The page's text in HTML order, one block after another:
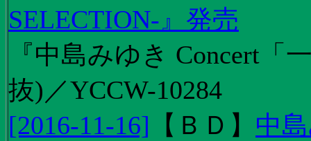
SELECTION-』発売
『中島みゆき Concert
抜)／YCCW-10284
[2016-11-16] 【 ＢＤ 】 中